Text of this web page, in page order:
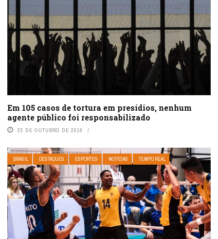
Em 105 casos de tortura em presídios, nenhum
agente público foi responsabilizado
22 DE OUTUBRO DE 2016
BRASIL DESTAQUES ESPORTES NOTÍCIAS TEMPO REAL